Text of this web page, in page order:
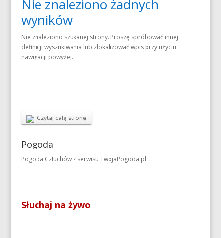
Nie znaleziono żadnych
wyników
Nie znaleziono szukanej strony. Proszę spróbować innej
definicji wyszukiwania lub zlokalizować wpis przy użyciu
nawigacji powyżej.
Czytaj całą stronę
Pogoda
Pogoda Człuchówz serwisu TwojaPogoda.pl
Słuchaj na żywo